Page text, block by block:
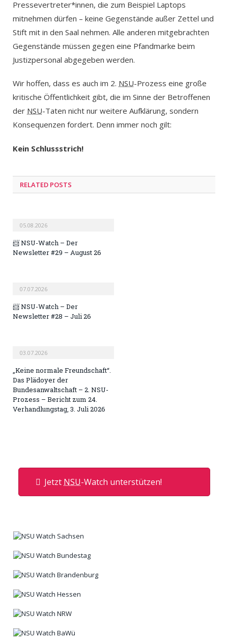
Pressevertreter*innen, die zum Beispiel Laptops
mitnehmen dürfen – keine Gegenstände außer Zettel und
Stift mit in den Saal nehmen. Alle anderen mitgebrachten
Gegenstände müssen gegen eine Pfandmarke beim
Justizpersonal abgegeben werden.
Wir hoffen, dass es auch im 2. NSU-Prozess eine große
kritische Öffentlichkeit gibt, die im Sinne der Betroffenen
der NSU-Taten nicht nur weitere Aufklärung, sondern
Konsequenzen fordert. Denn immer noch gilt:
Kein Schlussstrich!
RELATED POSTS
05.08.2026
📨 NSU-Watch – Der
Newsletter #29 – August 26
07.07.2026
📨 NSU-Watch – Der
Newsletter #28 – Juli 26
03.07.2026
„Keine normale Freundschaft“.
Das Plädoyer der
Bundesanwaltschaft – 2. NSU-
Prozess – Bericht zum 24.
Verhandlungstag, 3. Juli 2026
Jetzt NSU-Watch unterstützen!